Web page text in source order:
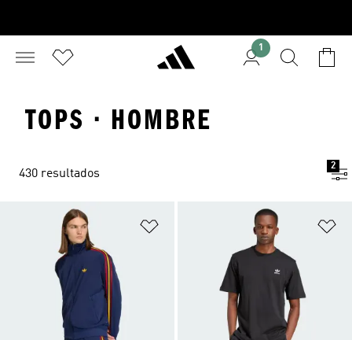
1
TOPS · HOMBRE
430 resultados
2
Añadir a la lista de deseos